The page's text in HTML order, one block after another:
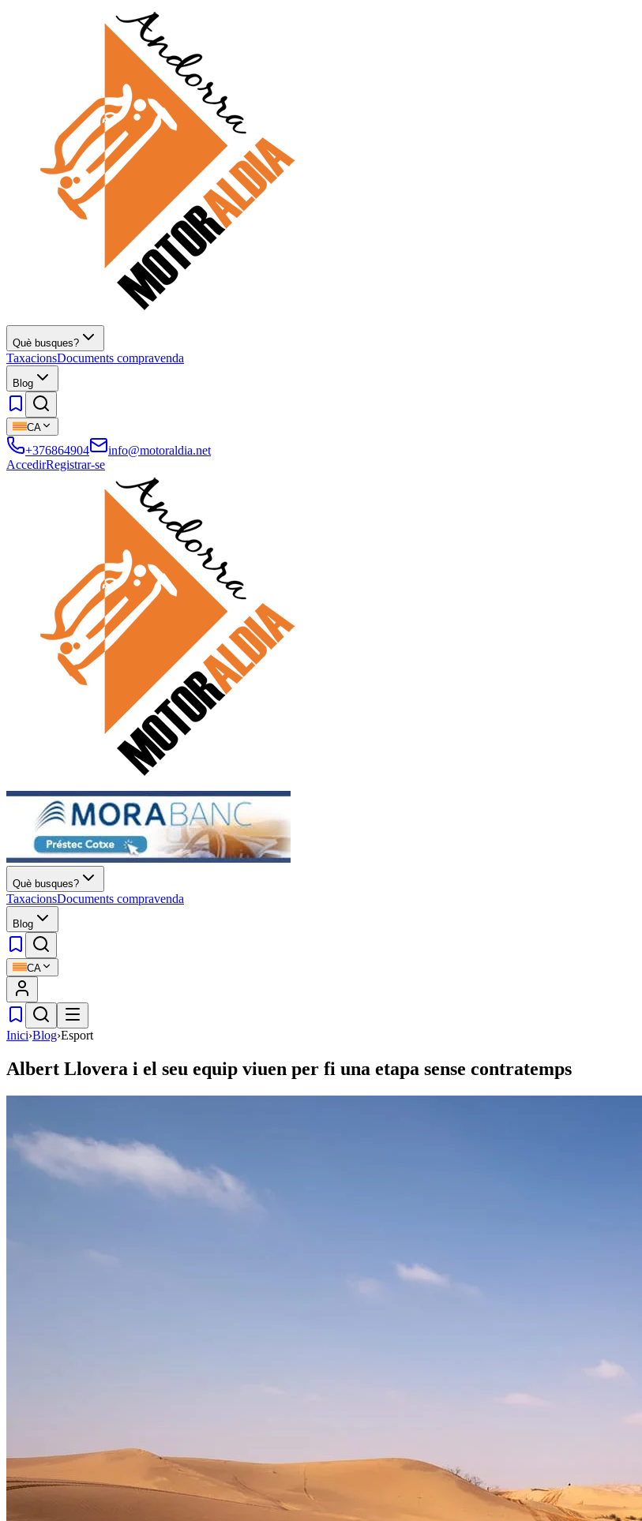
Què busques?
TaxacionsDocuments compravenda
Blog
CA
+376864904
info@motoraldia.net
AccedirRegistrar-se
Què busques?
TaxacionsDocuments compravenda
Blog
CA
Inici›Blog›Esport
Albert Llovera i el seu equip viuen per fi una etapa sense contratemps